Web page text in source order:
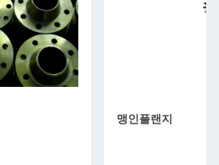
맹인플랜지